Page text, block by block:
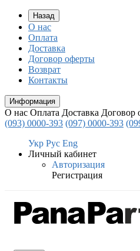
Назад
О нас
Оплата
Доставка
Договор оферты
Возврат
Контакты
Информация
О нас Оплата Доставка Договор
(093) 0000-393 (097) 0000-393
Укр Рус Eng
Личный кабинет
Авторизация
Регистрация